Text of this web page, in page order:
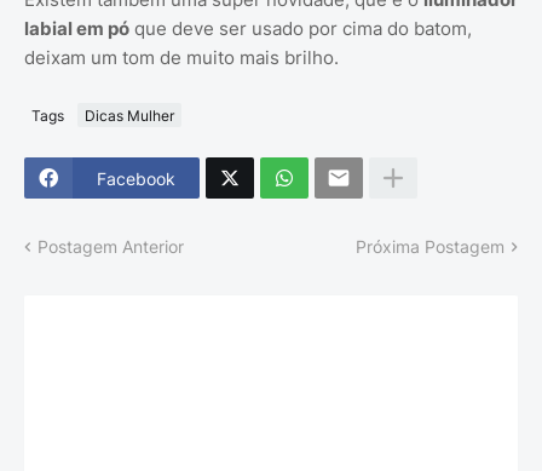
labial em pó que deve ser usado por cima do batom,
deixam um tom de muito mais brilho.
Tags Dicas Mulher
Facebook
Postagem Anterior Próxima Postagem